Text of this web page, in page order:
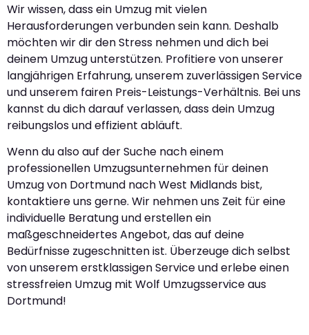
Wir wissen, dass ein Umzug mit vielen
Herausforderungen verbunden sein kann. Deshalb
möchten wir dir den Stress nehmen und dich bei
deinem Umzug unterstützen. Profitiere von unserer
langjährigen Erfahrung, unserem zuverlässigen Service
und unserem fairen Preis-Leistungs-Verhältnis. Bei uns
kannst du dich darauf verlassen, dass dein Umzug
reibungslos und effizient abläuft.
Wenn du also auf der Suche nach einem
professionellen Umzugsunternehmen für deinen
Umzug von Dortmund nach West Midlands bist,
kontaktiere uns gerne. Wir nehmen uns Zeit für eine
individuelle Beratung und erstellen ein
maßgeschneidertes Angebot, das auf deine
Bedürfnisse zugeschnitten ist. Überzeuge dich selbst
von unserem erstklassigen Service und erlebe einen
stressfreien Umzug mit Wolf Umzugsservice aus
Dortmund!